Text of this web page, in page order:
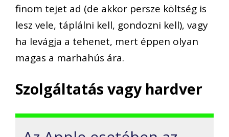
finom tejet ad (de akkor persze költség is
lesz vele, táplálni kell, gondozni kell), vagy
ha levágja a tehenet, mert éppen olyan
magas a marhahús ára.
Szolgáltatás vagy hardver